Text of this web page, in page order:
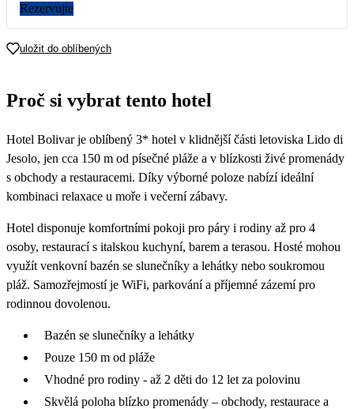
10
3 099 3 099 3 099 3 099 3 099 3 099 3 099
17 18
24
3 099
25 26 27
31
7 189
Rezervujte
uložit do oblíbených
Proč si vybrat tento hotel
Hotel Bolivar je oblíbený 3* hotel v klidnější části letoviska Lido di
Jesolo, jen cca 150 m od písečné pláže a v blízkosti živé promenády
s obchody a restauracemi. Díky výborné poloze nabízí ideální
kombinaci relaxace u moře i večerní zábavy.
Hotel disponuje komfortními pokoji pro páry i rodiny až pro 4
osoby, restaurací s italskou kuchyní, barem a terasou. Hosté mohou
využít venkovní bazén se slunečníky a lehátky nebo soukromou
pláž. Samozřejmostí je WiFi, parkování a příjemné zázemí pro
rodinnou dovolenou.
Bazén se slunečníky a lehátky
Pouze 150 m od pláže
Vhodné pro rodiny - až 2 děti do 12 let za polovinu
Skvělá poloha blízko promenády – obchody, restaurace a